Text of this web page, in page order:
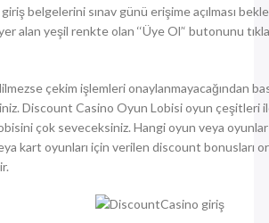
belgelerini sınav günü erişime açılması
alan yeşil renkte olan ‘‘Üye Ol’‘ butonunu
çekim işlemleri onaylanmayacağından
Discount Casino Oyun Lobisi oyun çeşitleri ile
çok seveceksiniz. Hangi oyun veya
kart oyunları için verilen discount bonusları